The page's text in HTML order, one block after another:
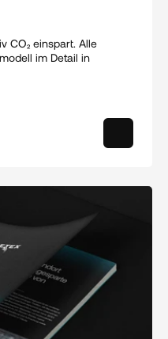
CO₂ einspart. Alle
im Detail in